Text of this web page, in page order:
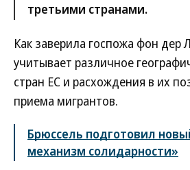
третьими странами.
Как заверила госпожа фон дер
учитывает различное
стран ЕС и расхождения в их
приема мигрантов.
Брюссель подготовил
механизм солидарности»